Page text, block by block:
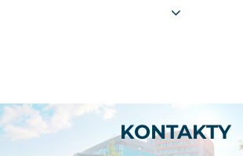
KONTAKTY